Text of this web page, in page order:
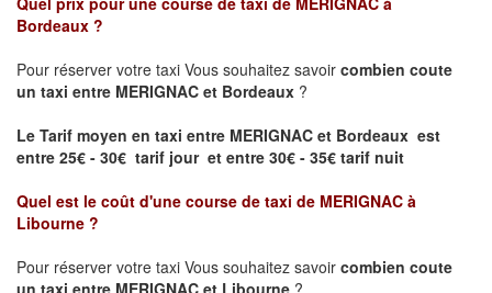
Bordeaux ?
Pour réserver votre taxi Vous souhaitez savoir combien coute
un taxi entre MERIGNAC et Bordeaux ?
Le Tarif moyen en taxi entre MERIGNAC et Bordeaux est
entre 25€ - 30€ tarif jour et entre 30€ - 35€ tarif nuit
Quel est le coût d'une course de taxi de MERIGNAC à
Libourne ?
Pour réserver votre taxi Vous souhaitez savoir combien coute